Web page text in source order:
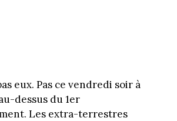
eux. Pas ce vendredi soir à
dessus du 1er
Les extra-terrestres